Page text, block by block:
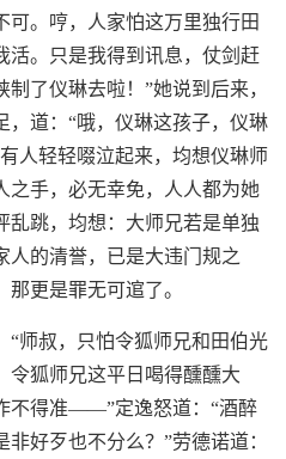
可。哼，人家怕这万里独行田
活。只是我得到讯息，仗剑赶
了仪琳去啦！”她说到后来，
，道：“哦，仪琳这孩子，仪琳
人轻轻啜泣起来，均想仪琳师
之手，必无幸免，人人都为她
乱跳，均想：大师兄若是单独
人的清誉，已是大违门规之
更是罪无可逭了。
“师叔，只怕令狐师兄和田伯光
令狐师兄这平日喝得醺醺大
不得准——”定逸怒道：“酒醉
好歹也不分么？”劳德诺道：